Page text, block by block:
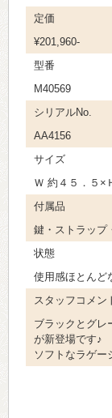
定価
¥201,960-
型番
M40569
シリアルNo.
AA4156
サイズ
Ｗ 約４５．５×
付属品
鍵・ストラップ
状態
使用感ほとんど
スタッフコメン
ブラックとグレ
が新登場です♪
ソフトなラゲー